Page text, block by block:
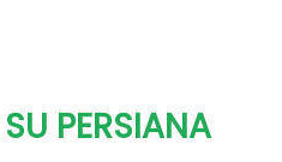
PERSIANA